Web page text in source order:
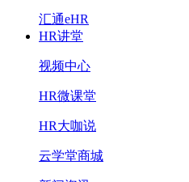
汇通eHR
HR讲堂
视频中心
HR微课堂
HR大咖说
云学堂商城